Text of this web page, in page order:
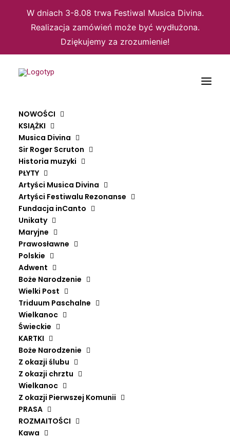
W dniach 3-8.08 trwa Festiwal Musica Divina.
Realizacja zamówień może być wydłużona.
Dziękujemy za zrozumienie!
NOWOŚCI
KSIĄŻKI
Musica Divina
Sir Roger Scruton
Historia muzyki
PŁYTY
Artyści Musica Divina
Artyści Festiwalu Rezonanse
Fundacja inCanto
Unikaty
Maryjne
Prawosławne
Polskie
Adwent
Boże Narodzenie
Wielki Post
Triduum Paschalne
Wielkanoc
Świeckie
KARTKI
Boże Narodzenie
Z okazji ślubu
Z okazji chrztu
Wielkanoc
Z okazji Pierwszej Komunii
PRASA
ROZMAITOŚCI
Kawa
Sortuj wg średniej oceny
Sortuj po cenie od najniższej
Sortuj po cenie od najwyższej